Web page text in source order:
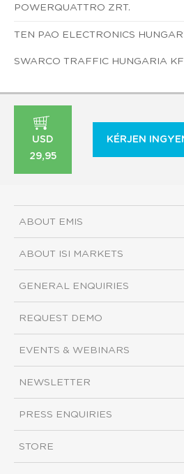
POWERQUATTRO ZRT.
TEN PAO ELECTRONICS
SWARCO TRAFFIC HUNGARIA
USD
29,95
KÉRJEN
ABOUT EMIS
ABOUT ISI MARKETS
GENERAL ENQUIRIES
REQUEST DEMO
EVENTS & WEBINARS
NEWSLETTER
PRESS ENQUIRIES
STORE